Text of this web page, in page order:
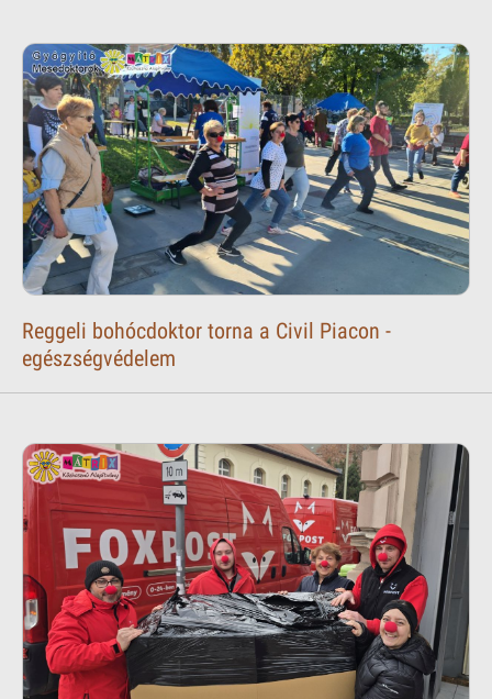
Reggeli bohócdoktor torna a Civil Piacon -
egészségvédelem